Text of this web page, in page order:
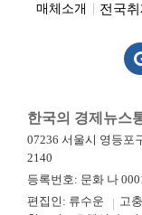
매체소개 전국
한국의 경제뉴스
07236 서울시 영등포
2140
등록번호: 문화 나
편집인: 류수운
고